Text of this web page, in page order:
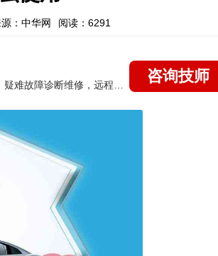
：中华网 阅读：6291
咨询技师